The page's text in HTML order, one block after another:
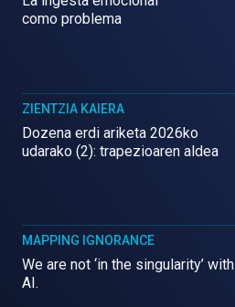
como problema
ZIENTZIA KAIERA
Dozena erdi ariketa 2026ko
udarako (2): trapezioaren aldea
MAPPING IGNORANCE
We are not ‘in the singularity’ with
AI.